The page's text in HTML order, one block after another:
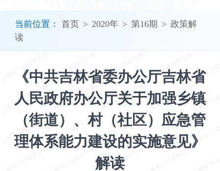
当前位置： 首页 > 2020年 > 第16期 > 政策解
读
《中共吉林省委办公厅吉林省
人民政府办公厅关于加强乡镇
（街道）、村（社区）应急管
理体系能力建设的实施意见》
解读
加